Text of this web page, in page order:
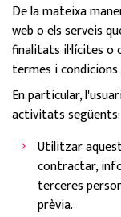
De la mateixa
web o els serveis
finalitats il·lícites o
termes i condicions
En particular,
activitats següents:
Utilitzar
contractar,
terceres
prèvia.